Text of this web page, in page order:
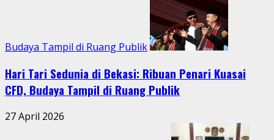
Budaya Tampil di Ruang Publik
Hari Tari Sedunia di Bekasi: Ribuan Penari Kuasai
CFD, Budaya Tampil di Ruang Publik
27 April 2026